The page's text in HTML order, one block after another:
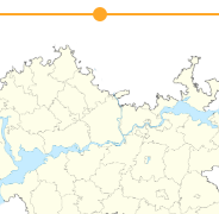
Заказать